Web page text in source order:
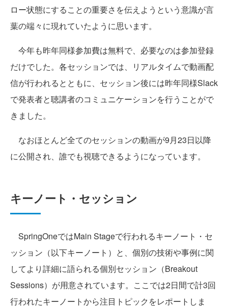
ロー状態にすることの重要さを伝えようという意識が言
葉の端々に現れていたように思います。
今年も昨年同様参加費は無料で、必要なのは参加登録
だけでした。各セッションでは、リアルタイムで動画配
信が行われるとともに、セッション後には昨年同様Slack
で発表者と聴講者のコミュニケーションを行うことがで
きました。
なおほとんど全てのセッションの動画が9月23日以降
に公開され、誰でも視聴できるようになっています。
キーノート・セッション
SpringOneではMain Stageで行われるキーノート・セ
ッション（以下キーノート）と、個別の技術や事例に関
してより詳細に語られる個別セッション（Breakout
Sessions）が用意されています。ここでは2日間で計3回
行われたキーノートから注目トピックをレポートしま